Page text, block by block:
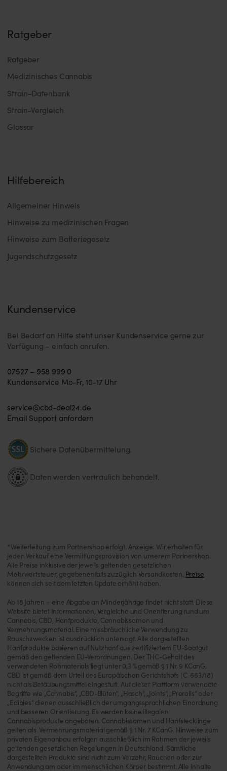
Ratgeber
Ratgeber
Medizinisches Cannabis
Strain-Datenbank
Strain-Vergleich
Glossar
Hilfebereich
Allgemeiner Hinweis
Hinweise zu medizinischen Fragen
Hinweise zum Batteriegesetz
Jugendschutzgesetz
Kundenservice
Bei Bedarf an Hilfe steht unser Kundenservice gerne zur
Verfügung – einfach anrufen.
07527 – 958 999 0
Kundenservice Mo-Fr, 10-17 Uhr
service@cbd-deal24.de
Email Support anfordern
Sichere Datenübermittelung.
Daten werden vertraulich behandelt.
*Weiterleitung zum Partnershop erfolgt. Anzeige: Wir erhalten für
jeden Verkauf eine Vermittlungsprovision von unserem Partnershop.
Alle Preise inklusive der jeweils geltenden gesetzlichen
Mehrwertsteuer, gegebenenfalls zuzüglich Versandkosten. Preise
können sich seit dem letzten Update erhöht haben.
Ab 18 Jahren – eine Abgabe an Minderjährige findet nicht statt. Diese
Website bietet Informationen, Vergleiche und Orientierung rund um
Cannabis, CBD, Hanfprodukte, Cannabissamen und
Vermehrungsmaterial. Eine missbräuchliche Verwendung zu
Rauschzwecken ist ausdrücklich untersagt. Alle dargestellten
Hanfprodukte basieren auf Nutzhanf aus zertifiziertem EU-Saatgut
gemäß den geltenden EU-Verordnungen. Der THC-Gehalt des
verwendeten Rohmaterials liegt unter 0,3 % gemäß § 1 Nr. 9 KCanG.
CBD ist gemäß dem Urteil des Europäischen Gerichtshofs (C-663/18)
nicht als Betäubungsmittel eingestuft. Auf dieser Plattform verwendete
Begriffe wie „Cannabis“, „CBD-Blüten“, „Hasch“, „Joints“, „Prerolls“ oder
„Edibles“ dienen ausschließlich der umgangssprachlichen Einordnung
und besseren Orientierung. Es werden keine illegalen
Cannabisprodukte angeboten. Cannabissamen und Hanfstecklinge
gelten als Vermehrungsmaterial gemäß § 1 Nr. 7 KCanG. Hinweise zum
privaten Eigenanbau erfolgen ausschließlich im Rahmen der jeweils
geltenden gesetzlichen Regelungen in Deutschland. Sämtliche
dargestellten Produkte sind nicht zum Verzehr, Rauchen oder zur
Anwendung am oder im menschlichen Körper bestimmt. Alle Inhalte